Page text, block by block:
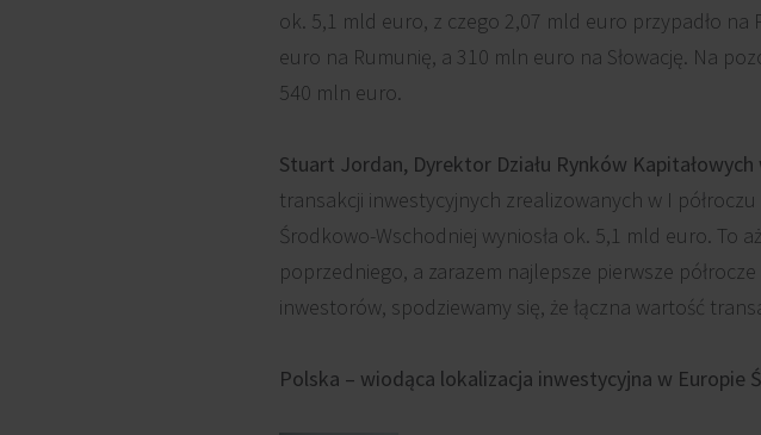
ok. 5,1 mld euro, z czego 2,07 mld euro przypadło
euro na Rumunię, a 310 mln euro na Słowację. Na
540 mln euro.
Stuart Jordan, Dyrektor Działu Rynków
transakcji inwestycyjnych zrealizowanych w I
Środkowo-Wschodniej wyniosła ok. 5,1 mld euro. To
poprzedniego, a zarazem najlepsze pierwsze
inwestorów, spodziewamy się, że łączna wartość
Polska – wiodąca lokalizacja inwestycyjna w Europie